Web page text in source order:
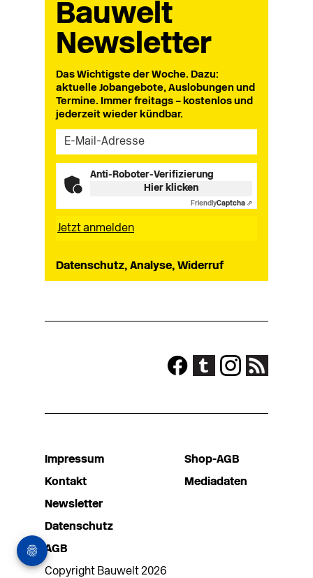
Bauwelt
Newsletter
Das Wichtigste der Woche. Dazu:
aktuelle Jobangebote, Auslobungen und
Termine. Immer freitags – kostenlos und
jederzeit wieder kündbar.
Anti-Roboter-Verifizierung
Hier klicken
FriendlyCaptcha ⇗
Datenschutz, Analyse, Widerruf
Impressum
Kontakt
Newsletter
Datenschutz
AGB
Shop-AGB
Mediadaten
Copyright Bauwelt 2026